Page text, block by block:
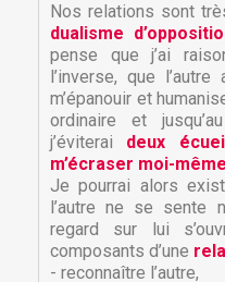
Nos relations sont
dualisme
pense que j’ai
l’inverse, que
m’épanouir et
ordinaire et
j’éviterai deux
m’écraser moi-même
Je pourrai alors
l’autre ne se sente
regard sur lui
composants d’une
- reconnaître l’autre,